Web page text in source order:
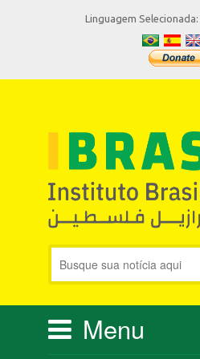
Linguagem Selecionada:
Menu